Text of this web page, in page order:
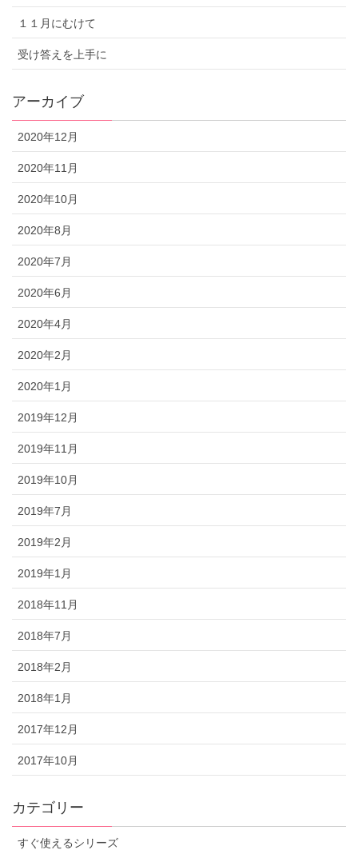
１１月にむけて
受け答えを上手に
アーカイブ
2020年12月
2020年11月
2020年10月
2020年8月
2020年7月
2020年6月
2020年4月
2020年2月
2020年1月
2019年12月
2019年11月
2019年10月
2019年7月
2019年2月
2019年1月
2018年11月
2018年7月
2018年2月
2018年1月
2017年12月
2017年10月
カテゴリー
すぐ使えるシリーズ